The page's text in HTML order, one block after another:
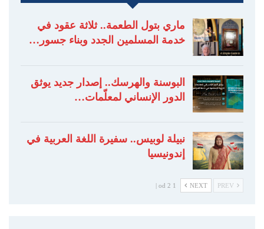
ماري بتول الطعمة.. ثلاثة عقود في
خدمة المسلمين الجدد وبناء جسور…
البوسنة والهرسك.. إصدار جديد يوثق
الدور الإنساني لمعلّمات…
نبيلة لوبيس.. سفيرة اللغة العربية في
إندونيسيا
NEXT
1 od 2 |